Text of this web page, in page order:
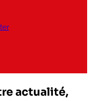
actualité,